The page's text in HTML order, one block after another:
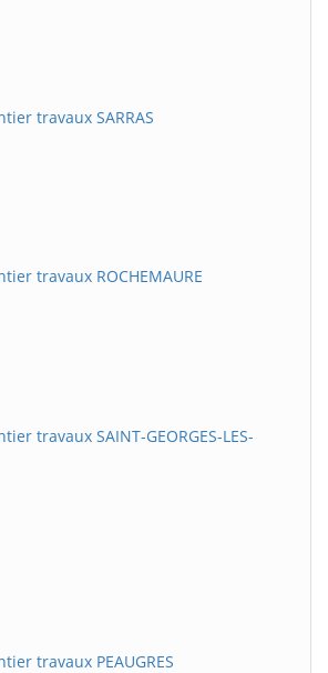
travaux SARRAS
travaux ROCHEMAURE
travaux SAINT-GEORGES-LES-
travaux PEAUGRES